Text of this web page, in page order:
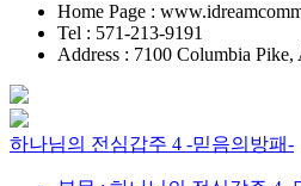
Home Page :
Tel : 571-213-9191
Address : 7100 Columbia
하나님의 전심갑주 4 -믿음의방패-